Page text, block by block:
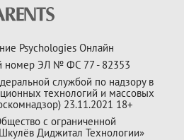
Psychologies Онлайн
номер ЭЛ № ФС 77 - 82353
службой по надзору в
технологий и массовых
23.11.2021 18+
с ограниченной
Диджитал Технологии»